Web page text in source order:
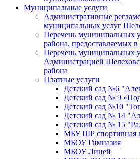
Муниципальные услуги
Административные
муниципальных услуг
Перечень муниципальных
района,
Перечень муниципальных
Администрацией
района
Платные услуги
Детский сад №6
Детский сад № 9
Детский сад №10
Детский сад № 14
Детский сад № 15
МБУ ШР спортивная
МБОУ Гимназия
МБОУ Лицей